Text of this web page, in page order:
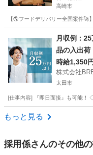
高崎市
【🌎フードデリバリー全国案件
ドライバー
月収例：
品の入出荷
★年間休日
い制度あ
00円～社員
時給1,350円
株式会社
太田市
[仕事内容] 『即日面接』も可能
群馬 太田市
もっと見る
採用係さんのその他